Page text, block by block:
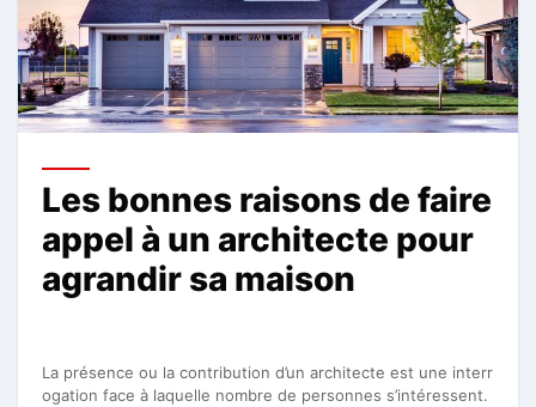
Les bonnes raisons de faire
appel à un architecte pour
agrandir sa maison
La présence ou la contribution d’un architecte est une interr
ogation face à laquelle nombre de personnes s’intéressent.